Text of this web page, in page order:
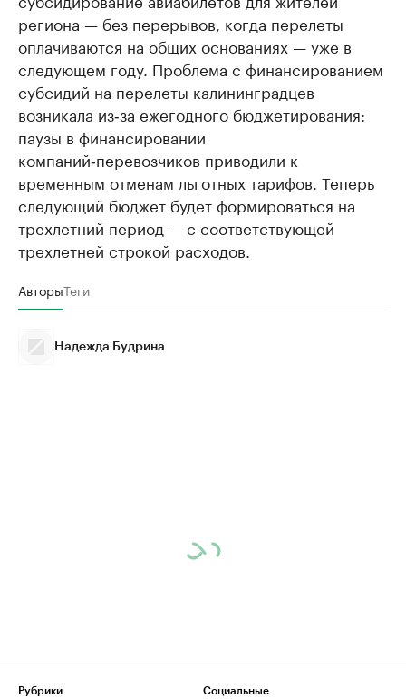
региона — без перерывов, когда перелеты
оплачиваются на общих основаниях — уже в
следующем году. Проблема с финансированием
субсидий на перелеты калининградцев
возникала из‑за ежегодного бюджетирования:
паузы в финансировании
компаний‑перевозчиков приводили к
временным отменам льготных тарифов. Теперь
следующий бюджет будет формироваться на
трехлетний период — с соответствующей
трехлетней строкой расходов.
АвторыТеги
Надежда Будрина
Рубрики
Социальные